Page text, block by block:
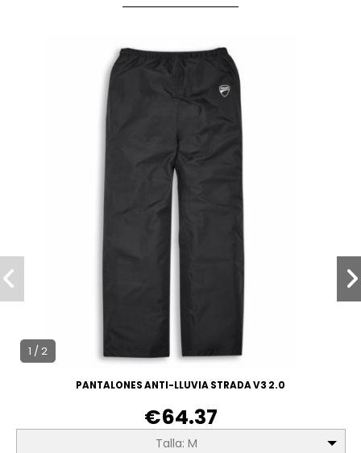
1 / 2
PANTALONES ANTI-LLUVIA STRADA V3 2.0
€64.37
Talla: M